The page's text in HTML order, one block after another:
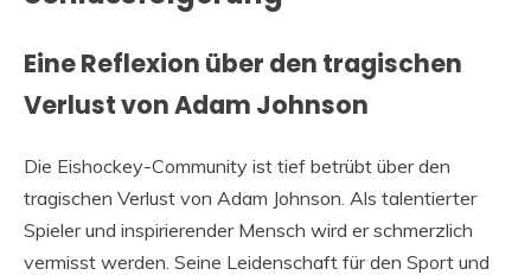
Eine Reflexion über den tragischen
Verlust von Adam Johnson
Die Eishockey-Community ist tief betrübt über den
tragischen Verlust von Adam Johnson. Als talentierter
Spieler und inspirierender Mensch wird er schmerzlich
vermisst werden. Seine Leidenschaft für den Sport und